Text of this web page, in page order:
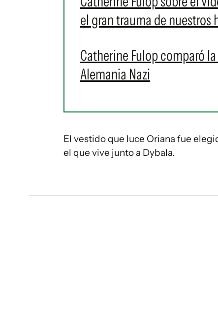
el gran trauma de nuestros
Catherine Fulop comparó
Alemania Nazi
El vestido que luce Oriana fue
el que vive junto a Dybala.